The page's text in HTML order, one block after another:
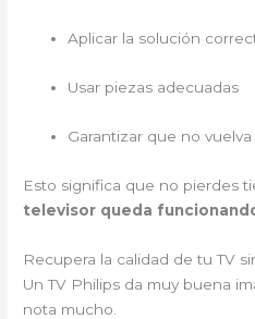
Aplicar la solución
Usar piezas adecuadas
Garantizar que no
Esto significa que no pierdes
televisor queda
Recupera la calidad de tu TV
Un TV Philips da muy buena
nota mucho.